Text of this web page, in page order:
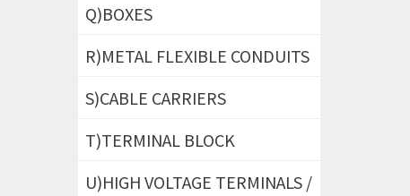
Q)BOXES
R)METAL FLEXIBLE CONDUITS
S)CABLE CARRIERS
T)TERMINAL BLOCK
U)HIGH VOLTAGE TERMINALS /